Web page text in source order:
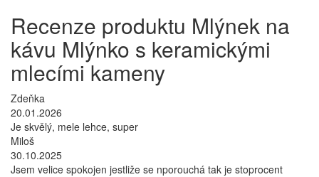
Recenze produktu Mlýnek na
kávu Mlýnko s keramickými
mlecími kameny
Zdeňka
20.01.2026
Je skvělý, mele lehce, super
Miloš
30.10.2025
Jsem velice spokojen jestliže se nporouchá tak je stoprocent